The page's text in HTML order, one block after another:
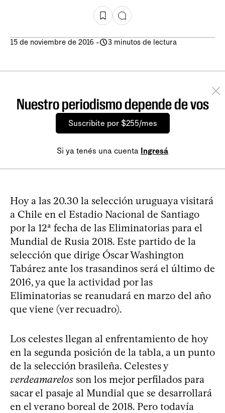
15 de noviembre de 2016 - 3 minutos de lectura
Nuestro periodismo depende de vos
Suscribite por $255/mes
Si ya tenés una cuenta Ingresá
Hoy a las 20.30 la selección uruguaya visitará
a Chile en el Estadio Nacional de Santiago
por la 12ª fecha de las Eliminatorias para el
Mundial de Rusia 2018. Este partido de la
selección que dirige Óscar Washington
Tabárez ante los trasandinos será el último de
2016, ya que la actividad por las
Eliminatorias se reanudará en marzo del año
que viene (ver recuadro).
Los celestes llegan al enfrentamiento de hoy
en la segunda posición de la tabla, a un punto
de la selección brasileña. Celestes y
verdeamarelos son los mejor perfilados para
sacar el pasaje al Mundial que se desarrollará
en el verano boreal de 2018. Pero todavía